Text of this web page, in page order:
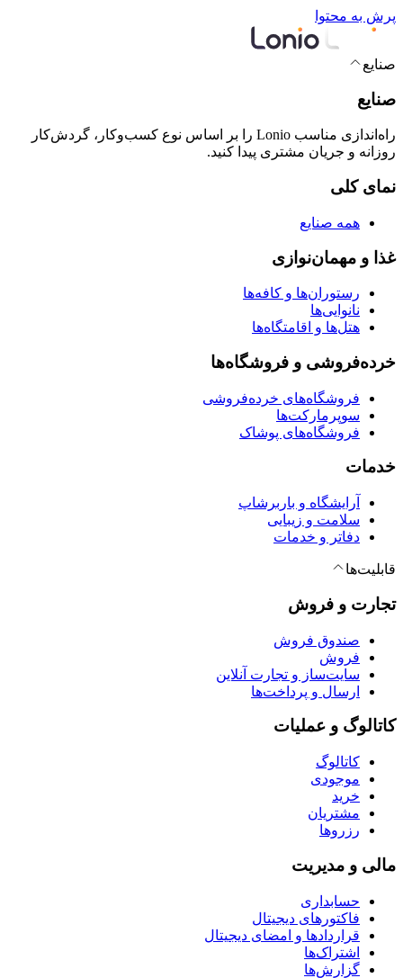
پرش به محتوا
صنایع
صنایع
راه‌اندازی مناسب Lonio را بر اساس نوع کسب‌وکار، گردش‌کار
روزانه و جریان مشتری پیدا کنید.
نمای کلی
همه صنایع
غذا و مهمان‌نوازی
رستوران‌ها و کافه‌ها
نانوایی‌ها
هتل‌ها و اقامتگاه‌ها
خرده‌فروشی و فروشگاه‌ها
فروشگاه‌های خرده‌فروشی
سوپرمارکت‌ها
فروشگاه‌های پوشاک
خدمات
آرایشگاه و باربرشاپ
سلامت و زیبایی
دفاتر و خدمات
قابلیت‌ها
تجارت و فروش
صندوق فروش
فروش
سایت‌ساز و تجارت آنلاین
ارسال و پرداخت‌ها
کاتالوگ و عملیات
کاتالوگ
موجودی
خرید
مشتریان
رزروها
مالی و مدیریت
حسابداری
فاکتورهای دیجیتال
قراردادها و امضای دیجیتال
اشتراک‌ها
گزارش‌ها